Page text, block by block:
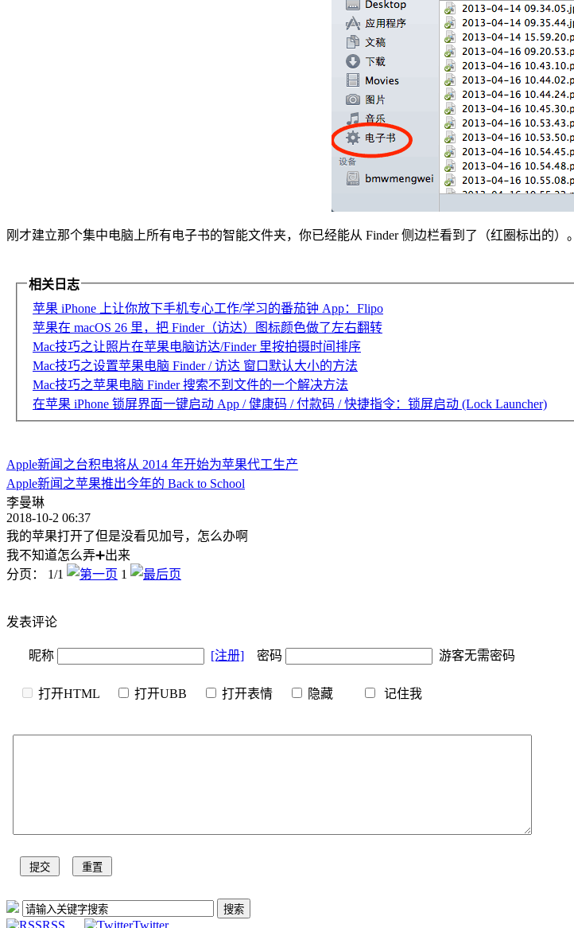
刚才建立那个集中电脑上所有电子书的智能文件夹，你已经能从 Finder 侧边栏看到了（红圈标出的）。
相关日志
苹果 iPhone 上让你放下手机专心工作/学习的番茄钟 App：Flipo
苹果在 macOS 26 里，把 Finder（访达）图标颜色做了左右翻转
Mac技巧之让照片在苹果电脑访达/Finder 里按拍摄时间排序
Mac技巧之设置苹果电脑 Finder / 访达 窗口默认大小的方法
Mac技巧之苹果电脑 Finder 搜索不到文件的一个解决方法
在苹果 iPhone 锁屏界面一键启动 App / 健康码 / 付款码 / 快捷指令：锁屏启动 (Lock Launcher)
Apple新闻之台积电将从 2014 年开始为苹果代工生产
Apple新闻之苹果推出今年的 Back to School
李曼琳
2018-10-2 06:37
我的苹果打开了但是没看见加号，怎么办啊
我不知道怎么弄➕出来
分页： 1/1
1
发表评论
昵称 [注册] 密码 游客无需密码
打开HTML 打开UBB 打开表情 隐藏 记住我
RSS Twitter